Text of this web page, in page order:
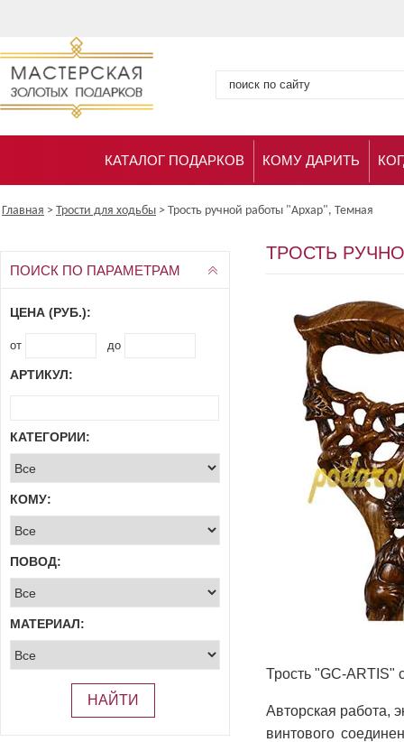
КАТАЛОГ ПОДАРКОВ КОМУ ДАРИТЬ
Главная > Трости для ходьбы > Трость ручной работы "Архар", Темная
ПОИСК ПО ПАРАМЕТРАМ
ЦЕНА (РУБ.):
от до
АРТИКУЛ:
КАТЕГОРИИ:
КОМУ:
ПОВОД:
МАТЕРИАЛ:
НАЙТИ
ТРОСТЬ
Трость "GC-ARTIS"
Авторская работа,
винтового